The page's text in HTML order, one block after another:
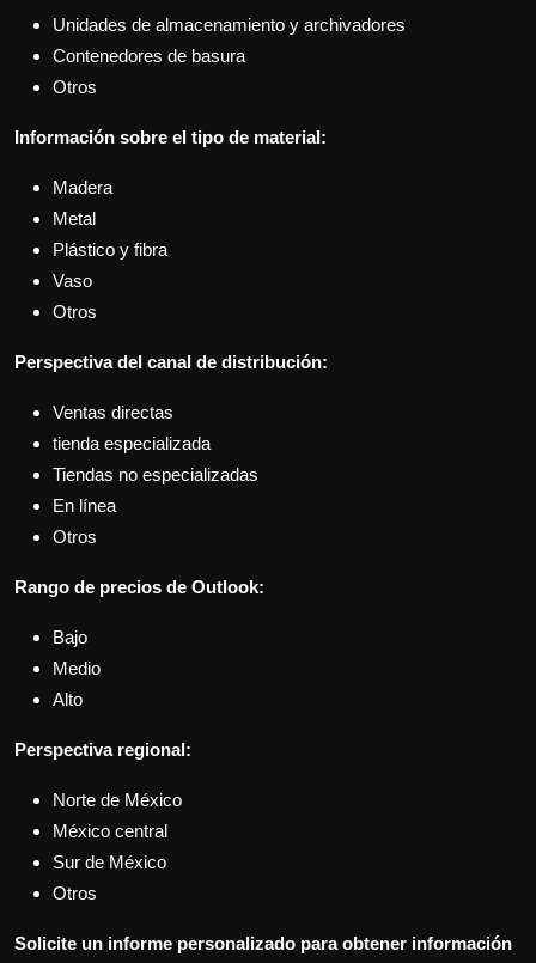
Unidades de almacenamiento y archivadores
Contenedores de basura
Otros
Información sobre el tipo de material:
Madera
Metal
Plástico y fibra
Vaso
Otros
Perspectiva del canal de distribución:
Ventas directas
tienda especializada
Tiendas no especializadas
En línea
Otros
Rango de precios de Outlook:
Bajo
Medio
Alto
Perspectiva regional:
Norte de México
México central
Sur de México
Otros
Solicite un informe personalizado para obtener información